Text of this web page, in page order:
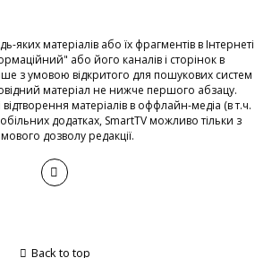
яких матеріалів або їх фрагментів в Інтернеті
або його каналів і сторінок в
з умовою відкритого для пошукових систем
матеріал не нижче першого абзацу.
матеріалів в оффлайн-медіа (в т.ч.
додатках, SmartTV можливо тільки з
дозволу редакції.
Back to top